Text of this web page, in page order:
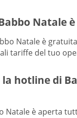
Natale
Natale è gratuita
tariffe del tuo
hotline di
Natale è aperta